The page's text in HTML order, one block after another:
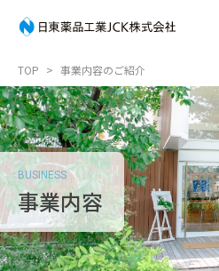
TOP 事業内容のご紹介
BUSINESS
事業内容